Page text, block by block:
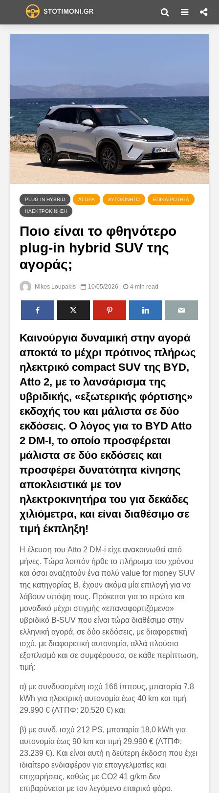
PLUG IN HYBRID ΑΓΟΡΆ ΑΥΤΟΚΊΝΗΤΟ ΕΠΙΚΑΙΡΌΤΗΤΑ
ΗΛΕΚΤΡΟΚΊΝΗΣΗ
Ποιο είναι το φθηνότερο
plug-in hybrid SUV της
αγοράς;
Nikos Loupakis 10/05/2026 4 min read
Καινούργια δυναμική στην αγορά
αποκτά το μέχρι πρότινος πλήρως
ηλεκτρικό compact SUV της BYD,
Atto 2, με το λανσάρισμα της
υβριδικής, «εξωτερικής φόρτισης»
εκδοχής του και μάλιστα σε δύο
εκδόσεις. Ο λόγος για το BYD Atto
2 DM-I, το οποίο προσφέρεται
μάλιστα σε δύο εκδόσεις και
προσφέρει δυνατότητα κίνησης
αποκλειστικά με τον
ηλεκτροκινητήρα του για δεκάδες
χιλιόμετρα, και είναι διαθέσιμο σε
τιμή έκπληξη!
Η έλευση του Atto 2 DM-i είχε ανακοινωθεί από
μήνες. Τώρα λοιπόν ήρθε το πλήρωμα του χρόνου
και όσοι αναζητούν ένα πολύ value for money SUV
της κατηγορίας B, έχουν ακόμα μία επιλογή για να
λάβουν υπόψη τους. Πρόκειται για το πρώτο και
μοναδικό μέχρι στιγμής «επαναφορτιζόμενο»
υβριδικό B-SUV που είναι τώρα διαθέσιμο στην
ελληνική αγορά, σε δύο εκδόσεις, με διαφορετική
ισχύ, με διαφορετική αυτονομία, αλλά πλούσιο
εξοπλισμό και σε συμφέρουσα, σε κάθε περίπτωση,
τιμή:
α) με συνδυασμένη ισχύ 166 ίππους, μπαταρία 7,8
kWh για ηλεκτρική αυτονομία έως 40 km και τιμή
29.990 € (ΛΤΠΦ: 20.520 €) και
β) με συνδ. ισχύ 212 PS, μπαταρία 18,0 kWh για
αυτονομία έως 90 km και τιμή 29.990 € (ΛΤΠΦ:
23.239 €). Και είναι αυτή η δεύτερη έκδοση που έχει
ιδιαίτερο ενδιαφέρον για επαγγελματίες και
επιχειρήσεις, καθώς με CO2 41 g/km δεν
επιβαρύνεται με τον λεγόμενο εταιρικό φόρο.